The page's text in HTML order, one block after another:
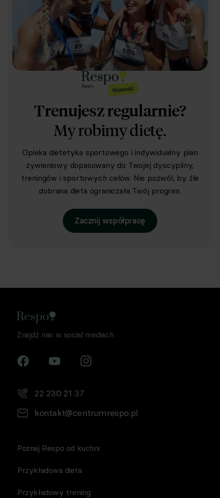
Trenujesz regularnie?
My robimy dietę.
Opieka dietetyka sportowego i indywidualny plan
żywieniowy dopasowany do Twojej dyscypliny,
treningów i sportowych celów. Nie pozwól, by źle
dobrana dieta ograniczała Twój progres.
Zacznij współpracę
Znajdź nas w social mediach
22 230 21 37
kontakt@centrumrespo.pl
Poznaj Respo od kuchni
Przykładowa dieta
Przykładowy trening